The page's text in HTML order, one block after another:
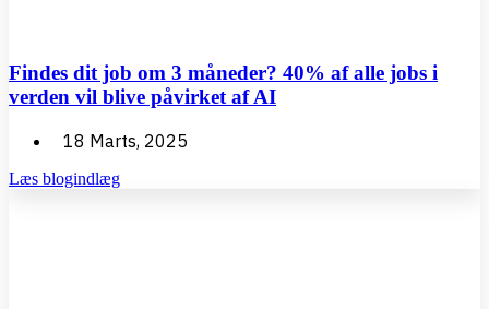
Findes dit job om 3 måneder? 40% af alle jobs i
verden vil blive påvirket af AI
18 Marts, 2025
Læs blogindlæg